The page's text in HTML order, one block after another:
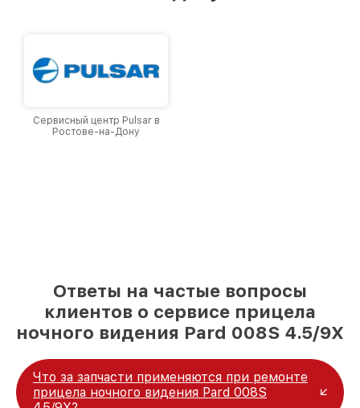
Сервисный центр Pulsar в
Ростове-на-Дону
Ответы на частые вопросы
клиентов о сервисе прицела
ночного видения Pard 008S 4.5/9X
Что за запчасти применяются при ремонте
прицела ночного видения Pard 008S